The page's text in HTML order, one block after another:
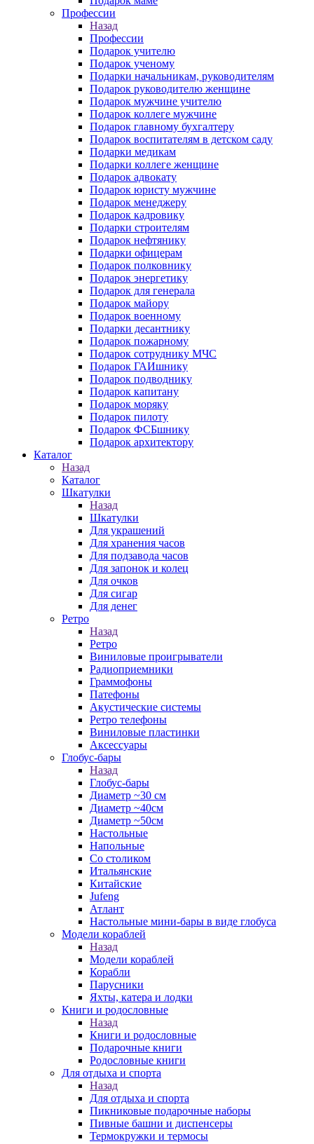
Профессии
Назад
Профессии
Подарок учителю
Подарок ученому
Подарки начальникам, руководителям
Подарок руководителю женщине
Подарок мужчине учителю
Подарок коллеге мужчине
Подарок главному бухгалтеру
Подарок воспитателям в детском саду
Подарки медикам
Подарки коллеге женщине
Подарок адвокату
Подарок юристу мужчине
Подарок менеджеру
Подарок кадровику
Подарки строителям
Подарок нефтянику
Подарки офицерам
Подарок полковнику
Подарок энергетику
Подарок для генерала
Подарок майору
Подарок военному
Подарки десантнику
Подарок пожарному
Подарок сотруднику МЧС
Подарок ГАИшнику
Подарок подводнику
Подарок капитану
Подарок моряку
Подарок пилоту
Подарок ФСБшнику
Подарок архитектору
Каталог
Назад
Каталог
Шкатулки
Назад
Шкатулки
Для украшений
Для хранения часов
Для подзавода часов
Для запонок и колец
Для очков
Для сигар
Для денег
Ретро
Назад
Ретро
Виниловые проигрыватели
Радиоприемники
Граммофоны
Патефоны
Акустические системы
Ретро телефоны
Виниловые пластинки
Аксессуары
Глобус-бары
Назад
Глобус-бары
Диаметр ~30 см
Диаметр ~40см
Диаметр ~50см
Настольные
Напольные
Со столиком
Итальянские
Китайские
Jufeng
Атлант
Настольные мини-бары в виде глобуса
Модели кораблей
Назад
Модели кораблей
Корабли
Парусники
Яхты, катера и лодки
Книги и родословные
Назад
Книги и родословные
Подарочные книги
Родословные книги
Для отдыха и спорта
Назад
Для отдыха и спорта
Пикниковые подарочные наборы
Пивные башни и диспенсеры
Термокружки и термосы